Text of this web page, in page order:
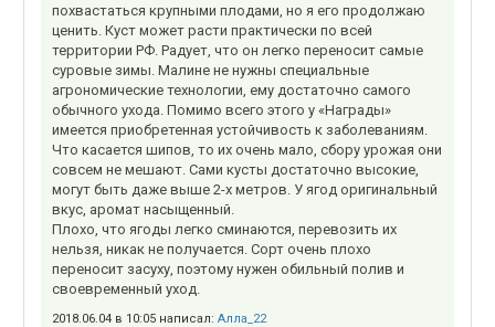
похвастаться крупными плодами, но я его продолжаю
ценить. Куст может расти практически по всей
территории РФ. Радует, что он легко переносит самые
суровые зимы. Малине не нужны специальные
агрономические технологии, ему достаточно самого
обычного ухода. Помимо всего этого у «Награды»
имеется приобретенная устойчивость к заболеваниям.
Что касается шипов, то их очень мало, сбору урожая они
совсем не мешают. Сами кусты достаточно высокие,
могут быть даже выше 2-х метров. У ягод оригинальный
вкус, аромат насыщенный.
Плохо, что ягоды легко сминаются, перевозить их
нельзя, никак не получается. Сорт очень плохо
переносит засуху, поэтому нужен обильный полив и
своевременный уход.
2018.06.04 в 10:05 написал: Алла_22